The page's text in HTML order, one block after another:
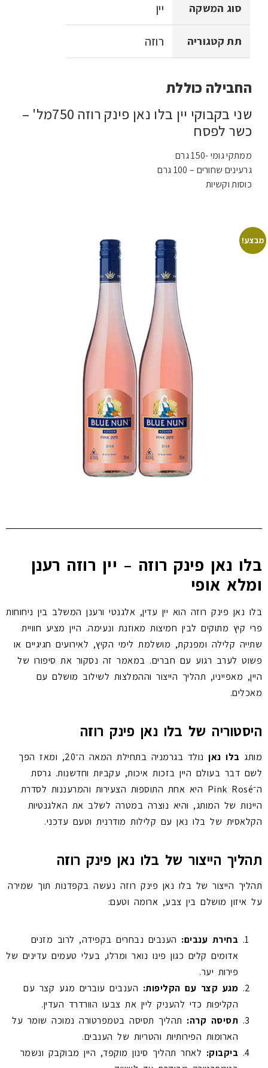
סוג המשקה יין
תת קטגוריה רוזה
החבילה כוללת
שני בקבוקי יין בלו נאן פינק רוזה 750מל' –
כשר לפסח
ממתקי גומי -150 גרם
גרעינים שחורים – 100 גרם
כוסות וקשיות
מבצע!
בלו נאן פינק רוזה – יין רוזה רענן
ומלא אופי
בלו נאן פינק רוזה הוא יין עדין, אלגנטי ורענן המשלב בין ניחוחות
פרי קיץ מתוקים לבין חמיצות מאוזנת ונעימה. היין מציע חוויית
שתייה קלילה ומפנקת, מושלמת לימי הקיץ, לאירועים חגיגיים או
פשוט לערב רגוע עם חברים. במאמר זה נסקור את סיפורו של
היין, מאפייניו, תהליך הייצור וההמלצות לשילוב מושלם עם
מאכלים.
היסטוריה של בלו נאן פינק רוזה
מותג בלו נאן
נולד בגרמניה בתחילת המאה ה־20, ומאז הפך
לשם דבר בעולם היין בזכות איכות, עקביות וחדשנות. גרסת
ה־Pink Rosé היא אחת התוספות הצעירות והמרעננות לסדרת
היינות של המותג, והיא נוצרה במטרה לשלב את האלגנטיות
הקלאסית של בלו נאן עם קלילות מודרנית וטעם עדכני.
תהליך הייצור של בלו נאן פינק רוזה
תהליך הייצור של בלו נאן פינק רוזה נעשה בקפדנות תוך שמירה
על איזון מושלם בין צבע, ארומה וטעם:
בחירת ענבים: הענבים נבחרים בקפידה, לרוב מזנים
אדומים קלים כגון פינו נואר ומרלו, בעלי טעמים עדינים של
פירות יער.
מגע קצר עם הקליפות: הענבים עוברים מגע קצר עם
הקליפות כדי להעניק ליין את צבעו הוורדרד העדין.
תסיסה קרה: תהליך תסיסה בטמפרטורה נמוכה שומר על
הארומות הפירותיות והטריות של הענבים.
ביקבוק: לאחר תהליך סינון מוקפד, היין מבוקבק ונשמר